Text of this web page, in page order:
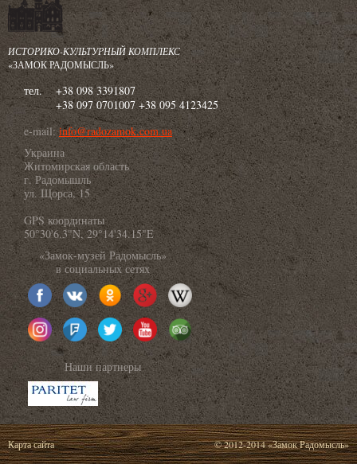
ИСТОРИКО-КУЛЬТУРНЫЙ КОМПЛЕКС
«ЗАМОК РАДОМЫСЛЬ»
тел.
+38 098 3391807
+38 097 0701007 +38 095 4123425
e-mail:info@radozamok.com.ua
Украина
Житомирская область
г. Радомышль
ул. Щорса, 15
GPS координаты
50°30'6.3"N, 29°14'34.15"E
«Замок-музей Радомысль»
в социальных сетях
Наши партнеры
Карта сайта © 2012-2014 «Замок Радомысль»